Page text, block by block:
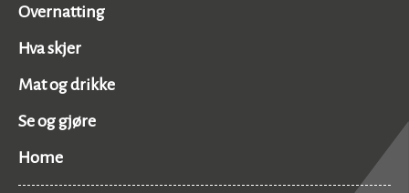
Overnatting
Hva skjer
Mat og drikke
Se og gjøre
Home